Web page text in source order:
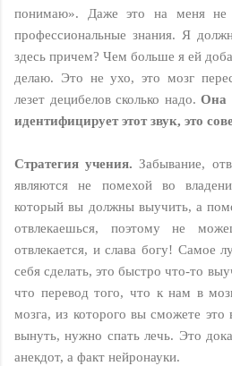
понимаю». Даже это на меня не
профессиональные знания. Я
здесь причем? Чем больше я ей
делаю. Это не ухо, это мозг
лезет децибелов сколько надо. Она
идентифицирует этот звук, это
Стратегия учения. Забывание,
являются не помехой во
который вы должны выучить, а
отвлекаешься, поэтому не
отвлекается, и слава богу!
себя сделать, это быстро что-то
что перевод того, что к нам в
мозга, из которого вы сможете
вынуть, нужно спать лечь. Это
анекдот, а факт нейронауки.